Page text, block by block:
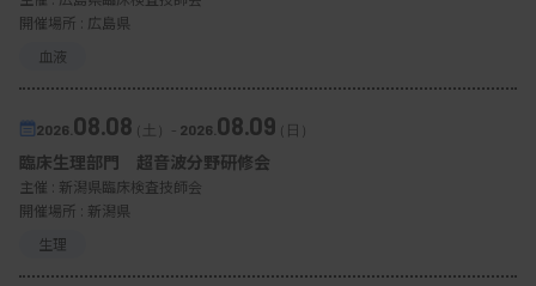
開催場所 : 広島県
血液
2026. 08.08（土） - 2026. 08.09（日）
臨床生理部門 超音波分野研修会
主催 : 新潟県臨床検査技師会
開催場所 : 新潟県
生理